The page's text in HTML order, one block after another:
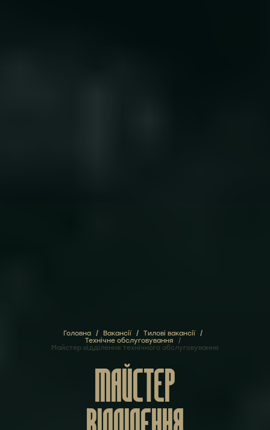
Головна/ Вакансії/ Тилові вакансії/
Технічне обслуговування /
Майстер відділення технічного обслуговування
МАЙСТЕР